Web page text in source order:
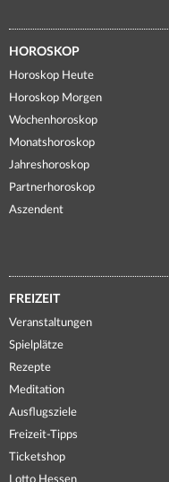
HOROSKOP
Horoskop Heute
Horoskop Morgen
Wochenhoroskop
Monatshoroskop
Jahreshoroskop
Partnerhoroskop
Aszendent
FREIZEIT
Veranstaltungen
Spielplätze
Rezepte
Meditation
Ausflugsziele
Freizeit-Tipps
Ticketshop
Lotto Hessen